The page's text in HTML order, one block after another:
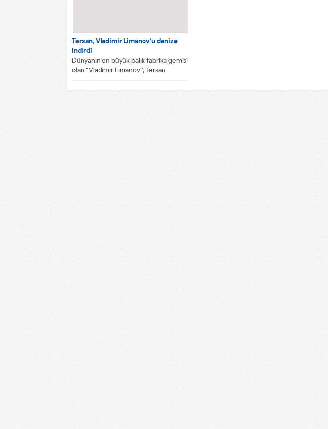
Tersan, Vladimir Limanov’u denize
indirdi
Dünyanın en büyük balık fabrika gemisi
olan “Vladimir Limanov”, Tersan
Tersanesi’nde törenle denize indirildi.
108...